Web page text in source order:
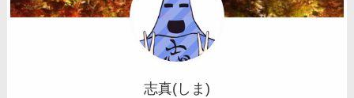
志真(しま)